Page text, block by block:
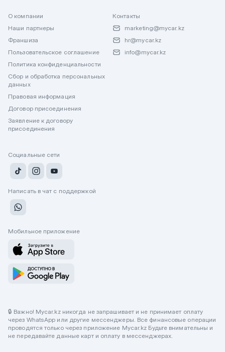
О компании
Наши партнеры
Франшиза
Пользовательское соглашение
Политика конфиденциальности
Сбор и обработка персональных
данных
Правовая информация
Договор присоединения
Заявление к договору
присоединения
Контакты
marketing@mycar.kz
hr@mycar.kz
info@mycar.kz
Социальные сети
Написать в чат с поддержкой
Мобильное приложение
🔒 Важно! Mycar.kz никогда не запрашивает и не принимает оплату
через WhatsApp или другие мессенджеры. Все финансовые операции
проводятся только через приложение Mycar.kz Будьте внимательны и
не передавайте данные карт и оплату в мессенджерах.